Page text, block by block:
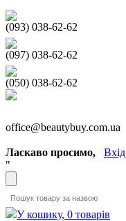
(093) 038-62-62
(097) 038-62-62
(050) 038-62-62
office@beautybuy.com.ua
Ласкаво просимо, Вхід
"
У кошику, 0 товарів